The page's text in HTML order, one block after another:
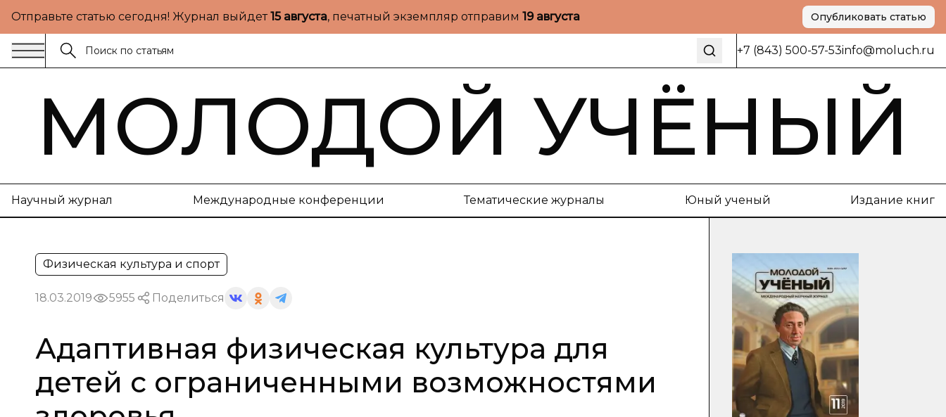
Отправьте статью сегодня! Журнал выйдет15 августа, печатный экземпляр отправим 19 августа Опубликовать статью
+7 (843) 500-57-53info@moluch.ru
МОЛОДОЙ УЧЁНЫЙ
Научный журнал Международные конференции Тематические журналы Юный ученый Издание книг
Физическая культура и спорт
18.03.2019 5955 Поделиться
Адаптивная физическая культура для
детей с ограниченными возможностями